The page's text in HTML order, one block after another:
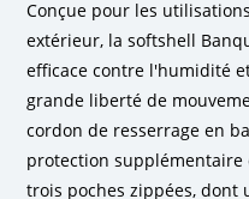
Conçue pour les
extérieur, la softshell
efficace contre l'humidité
grande liberté de
cordon de resserrage en
protection
trois poches zippées,